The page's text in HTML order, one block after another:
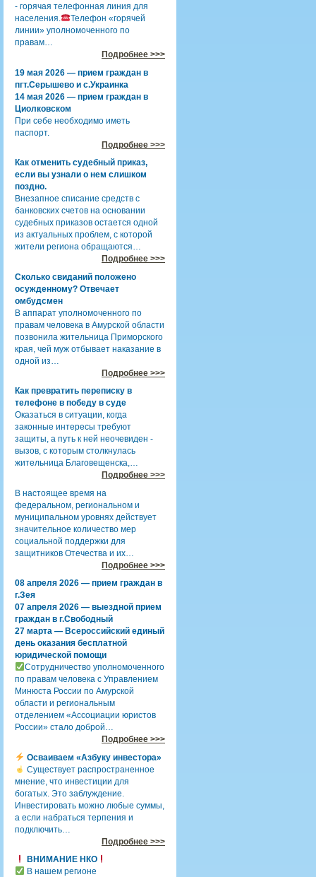
- горячая телефонная линия для
населения.
Телефон «горячей
линии» уполномоченного по
правам…
Подробнее >>>
19 мая 2026 — прием граждан в
пгт.Серышево и с.Украинка
14 мая 2026 — прием граждан в
Циолковском
При себе необходимо иметь
паспорт.
Подробнее >>>
Как отменить судебный приказ,
если вы узнали о нем слишком
поздно.
Внезапное списание средств с
банковских счетов на основании
судебных приказов остается одной
из актуальных проблем, с которой
жители региона обращаются…
Подробнее >>>
Сколько свиданий положено
осужденному? Отвечает
омбудсмен
В аппарат уполномоченного по
правам человека в Амурской области
позвонила жительница Приморского
края, чей муж отбывает наказание в
одной из…
Подробнее >>>
Как превратить переписку в
телефоне в победу в суде
Оказаться в ситуации, когда
законные интересы требуют
защиты, а путь к ней неочевиден -
вызов, с которым столкнулась
жительница Благовещенска,…
Подробнее >>>
В настоящее время на
федеральном, региональном и
муниципальном уровнях действует
значительное количество мер
социальной поддержки для
защитников Отечества и их…
Подробнее >>>
08 апреля 2026 — прием граждан в
г.Зея
07 апреля 2026 — выездной прием
граждан в г.Свободный
27 марта — Всероссийский единый
день оказания бесплатной
юридической помощи
Сотрудничество уполномоченного
по правам человека с Управлением
Минюста России по Амурской
области и региональным
отделением «Ассоциации юристов
России» стало доброй…
Подробнее >>>
Осваиваем «Азбуку инвестора»
Существует распространенное
мнение, что инвестиции для
богатых. Это заблуждение.
Инвестировать можно любые суммы,
а если набраться терпения и
подключить…
Подробнее >>>
ВНИМАНИЕ НКО
В нашем регионе